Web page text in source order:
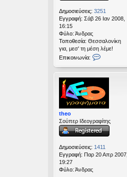
Δημοσιεύσεις: 3251
Εγγραφή: Σάβ 26 Ιαν 2008,
16:15
Φύλο: Άνδρας
Τοποθεσία: Θεσσαλονίκη
για, μεσ' τη μέση λέμε!
Επικοινωνία:
κ
ι
ν
ω
ί
α
k
a
r
theo
Σούπερ Ιδεογραφίτης
Δημοσιεύσεις: 1411
Εγγραφή: Παρ 20 Απρ 2007,
19:27
Φύλο: Άνδρας